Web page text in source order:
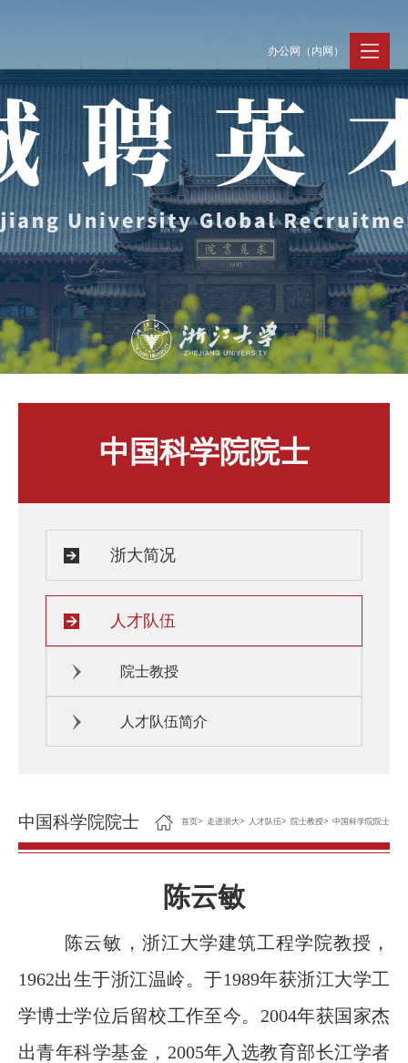
办公网（内网）
聚贤纳才
Jobs @ ZJU
招聘公告
加入我们
走进浙大
Discover ZJU
浙大简况
人才队伍
人才动态
News and Events
新闻速递
人才风采
事业发展
Careers @ ZJU
教师培训与荣誉
支持保障
Work and Life
住房资源
服务保障
中国科学院院士
浙大简况
人才队伍
院士教授
人才队伍简介
中国科学院院士 首页> 走进浙大> 人才队伍> 院士教授> 中国科学院院士
陈云敏
陈云敏，浙江大学建筑工程学院教授，
1962出生于浙江温岭。于1989年获浙江大学工
学博士学位后留校工作至今。2004年获国家杰
出青年科学基金，2005年入选教育部长江学者